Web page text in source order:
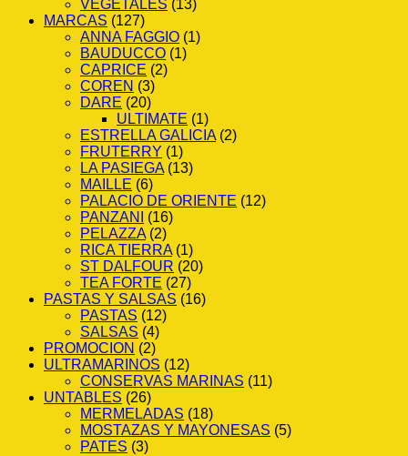
VEGETALES (13)
MARCAS (127)
ANNA FAGGIO (1)
BAUDUCCO (1)
CAPRICE (2)
COREN (3)
DARE (20)
ULTIMATE (1)
ESTRELLA GALICIA (2)
FRUTERRY (1)
LA PASIEGA (13)
MAILLE (6)
PALACIO DE ORIENTE (12)
PANZANI
(16)
PELAZZA (2)
RICA TIERRA (1)
ST DALFOUR (20)
TEA FORTE (27)
PASTAS Y SALSAS (16)
PASTAS (12)
SALSAS (4)
PROMOCION (2)
ULTRAMARINOS (12)
CONSERVAS MARINAS (11)
UNTABLES (26)
MERMELADAS (18)
MOSTAZAS Y MAYONESAS (5)
PATES (3)